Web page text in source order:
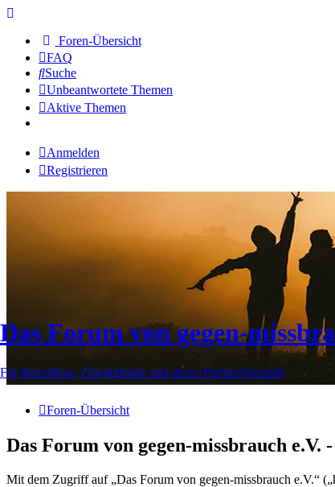
Foren-Übersicht
FAQ
Suche
Unbeantwortete Themen
Aktive Themen
Anmelden
Registrieren
Das Forum von gegen-
Für Betroffene, Überlebende und deren Partner/Freunde
Foren-Übersicht
Das Forum von gegen-missbrauch e.V.
Mit dem Zugriff auf „Das Forum von gegen-missbrauch e.V.“